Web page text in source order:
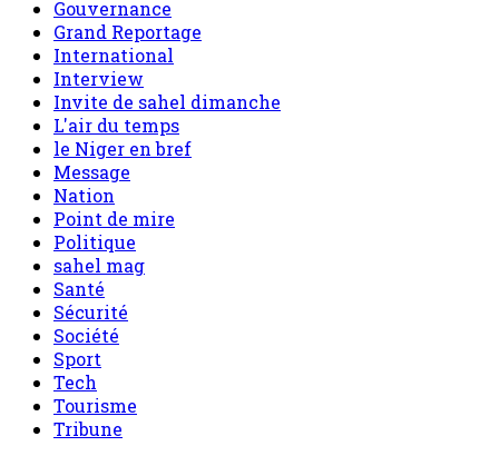
Gouvernance
Grand Reportage
International
Interview
Invite de sahel dimanche
L'air du temps
le Niger en bref
Message
Nation
Point de mire
Politique
sahel mag
Santé
Sécurité
Société
Sport
Tech
Tourisme
Tribune